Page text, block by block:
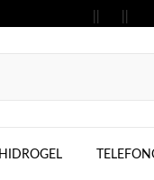
HIDROGEL